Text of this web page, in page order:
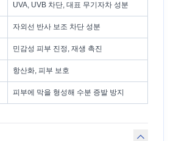
UVA, UVB 차단, 대표 무기자차 성분
자외선 반사 보조 차단 성분
민감성 피부 진정, 재생 촉진
항산화, 피부 보호
피부에 막을 형성해 수분 증발 방지